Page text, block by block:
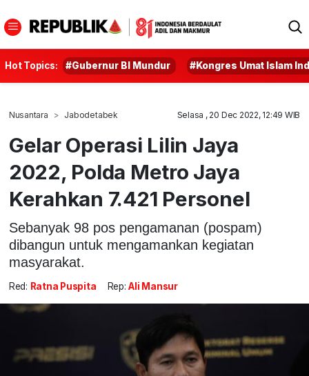
Hot Topics: #Gubernur BI Mundur #Kongres Umat Islam
Nusantara Jabodetabek Selasa , 20 Dec 2022, 12:49 WIB
Gelar Operasi Lilin Jaya
2022, Polda Metro Jaya
Kerahkan 7.421 Personel
Sebanyak 98 pos pengamanan (pospam)
dibangun untuk mengamankan kegiatan
masyarakat.
Red: Ratna Puspita Rep: Ali Mansur